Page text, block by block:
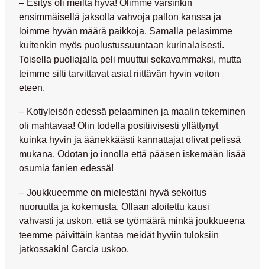
– Esitys oli meiltä hyvä! Olimme varsinkin
ensimmäisellä jaksolla vahvoja pallon kanssa ja
loimme hyvän määrä paikkoja. Samalla pelasimme
kuitenkin myös puolustussuuntaan kurinalaisesti.
Toisella puoliajalla peli muuttui sekavammaksi, mutta
teimme silti tarvittavat asiat riittävän hyvin voiton
eteen.
– Kotiyleisön edessä pelaaminen ja maalin tekeminen
oli mahtavaa! Olin todella positiivisesti yllättynyt
kuinka hyvin ja äänekkäästi kannattajat olivat pelissä
mukana. Odotan jo innolla että pääsen iskemään lisää
osumia fanien edessä!
– Joukkueemme on mielestäni hyvä sekoitus
nuoruutta ja kokemusta. Ollaan aloitettu kausi
vahvasti ja uskon, että se työmäärä minkä joukkueena
teemme päivittäin kantaa meidät hyviin tuloksiin
jatkossakin! Garcia uskoo.